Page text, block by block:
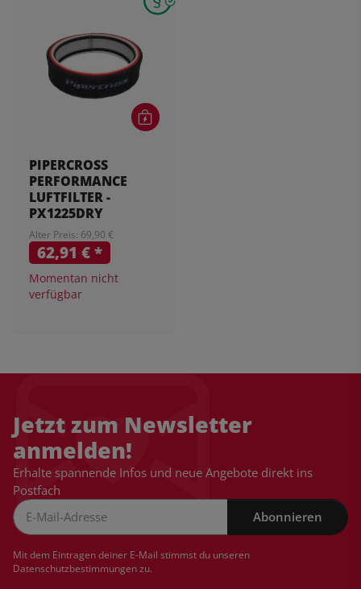
PIPERCROSS
PERFORMANCE
LUFTFILTER -
PX1225DRY
Alter Preis: 69,90 €
62,91 €*
Momentan nicht
verfügbar
Jetzt zum Newsletter
anmelden!
Erhalte spannende Infos und neue Angebote direkt ins
Postfach
Abonnieren
Mit dem Eintragen deiner E-Mail stimmst du unseren
Datenschutzbestimmungenzu.